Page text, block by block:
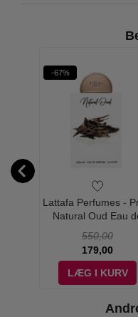
-67%
Lattafa Perfumes -
Natural Oud Eau
550,00
179,00
LÆG I KURV